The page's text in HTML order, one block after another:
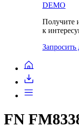
DEMO
Получите
к
Запросить
FN